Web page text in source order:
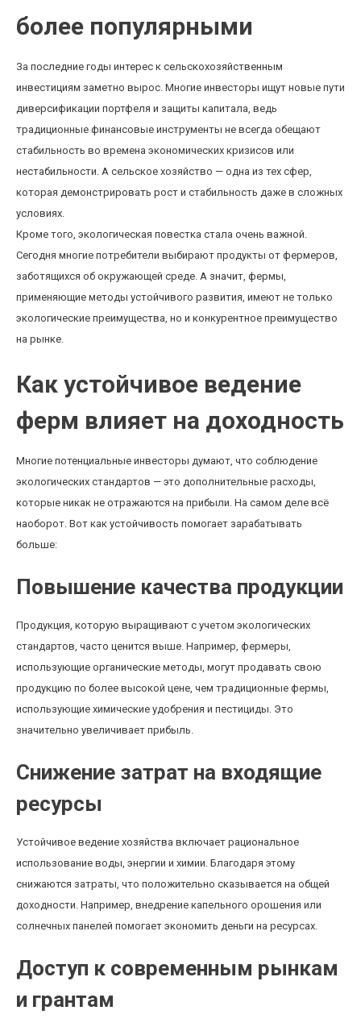
более популярными
За последние годы интерес к сельскохозяйственным
инвестициям заметно вырос. Многие инвесторы ищут новые пути
диверсификации портфеля и защиты капитала, ведь
традиционные финансовые инструменты не всегда обещают
стабильность во времена экономических кризисов или
нестабильности. А сельское хозяйство — одна из тех сфер,
которая демонстрировать рост и стабильность даже в сложных
условиях.
Кроме того, экологическая повестка стала очень важной.
Сегодня многие потребители выбирают продукты от фермеров,
заботящихся об окружающей среде. А значит, фермы,
применяющие методы устойчивого развития, имеют не только
экологические преимущества, но и конкурентное преимущество
на рынке.
Как устойчивое ведение
ферм влияет на доходность
Многие потенциальные инвесторы думают, что соблюдение
экологических стандартов — это дополнительные расходы,
которые никак не отражаются на прибыли. На самом деле всё
наоборот. Вот как устойчивость помогает зарабатывать
больше:
Повышение качества продукции
Продукция, которую выращивают с учетом экологических
стандартов, часто ценится выше. Например, фермеры,
использующие органические методы, могут продавать свою
продукцию по более высокой цене, чем традиционные фермы,
использующие химические удобрения и пестициды. Это
значительно увеличивает прибыль.
Снижение затрат на входящие
ресурсы
Устойчивое ведение хозяйства включает рациональное
использование воды, энергии и химии. Благодаря этому
снижаются затраты, что положительно сказывается на общей
доходности. Например, внедрение капельного орошения или
солнечных панелей помогает экономить деньги на ресурсах.
Доступ к современным рынкам
и грантам